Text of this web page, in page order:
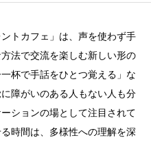
トカフェ」は、声を使わず手
法で交流を楽しむ新しい形の
杯で手話をひとつ覚える」な
障がいのある人もない人も分
ションの場として注目されて
時間は、多様性への理解を深